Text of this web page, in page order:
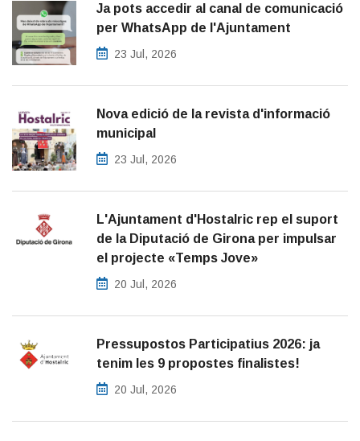
Ja pots accedir al canal de comunicació
per WhatsApp de l'Ajuntament
23 Jul, 2026
Nova edició de la revista d'informació
municipal
23 Jul, 2026
L'Ajuntament d'Hostalric rep el suport
de la Diputació de Girona per impulsar
el projecte «Temps Jove»
20 Jul, 2026
Pressupostos Participatius 2026: ja
tenim les 9 propostes finalistes!
20 Jul, 2026